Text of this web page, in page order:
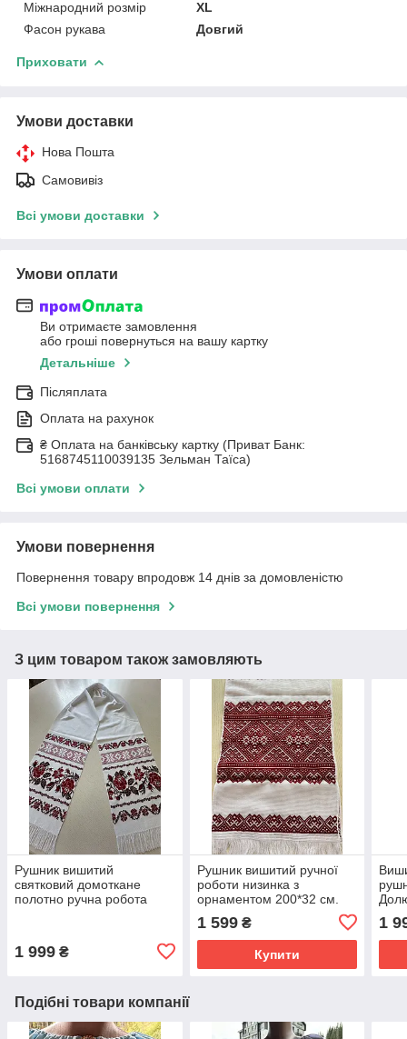
Міжнародний розмір
XL
Фасон рукава
Довгий
Приховати
Умови доставки
Нова Пошта
Самовивіз
Всі умови доставки
Умови оплати
Ви отримаєте замовлення
або гроші повернуться на вашу картку
Детальніше
Післяплата
Оплата на рахунок
₴ Оплата на банківську картку (Приват Банк:
5168745110039135 Зельман Таїса)
Всі умови оплати
Умови повернення
Повернення товару впродовж 14 днів за домовленістю
Всі умови повернення
З цим товаром також замовляють
Рушник вишитий
святковий домоткане
полотно ручна робота
1 999 ₴
Рушник вишитий ручної
роботи низинка з
орнаментом 200*32 см.
1 599₴
Купити
1
Подібні товари компанії